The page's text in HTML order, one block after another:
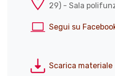
29) - Sala
Segui su
Scarica materiale